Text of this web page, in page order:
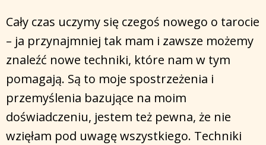
Cały czas uczymy się czegoś nowego o tarocie
– ja przynajmniej tak mam i zawsze możemy
znaleźć nowe techniki, które nam w tym
pomagają. Są to moje spostrzeżenia i
przemyślenia bazujące na moim
doświadczeniu, jestem też pewna, że nie
wzięłam pod uwagę wszystkiego. Techniki